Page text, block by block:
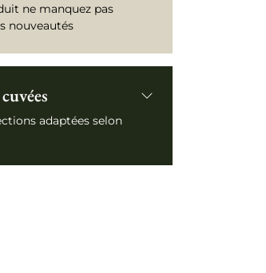
ne manquez pas
nouveautés
adaptées selon